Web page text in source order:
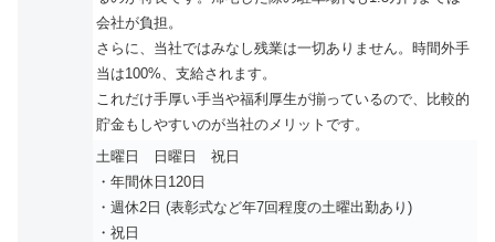
会社が負担。
さらに、当社ではみなし残業は一切ありません。時間外手
当は100%、支給されます。
これだけ手厚い手当や福利厚生が揃っているので、比較的
貯金もしやすいのが当社のメリットです。
土曜日 日曜日 祝日
・年間休日120日
・週休2日 (表彰式など年7回程度の土曜出勤あり)
・祝日